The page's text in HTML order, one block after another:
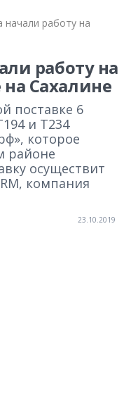
начали работу на
работу на
Сахалине
поставке 6
и Т234
которое
районе
осуществит
компания
23.10.2019